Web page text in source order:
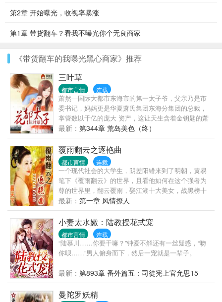
第2章 开始曝光，收视率暴涨
第1章 带货翻车？看我不曝光你个无良商家
《带货翻车的我曝光黑心商家》推荐
三叶草
都市言情 连载
萧然—国际大都市东海市的第一太子爷，父亲乃是市
委书记，妈妈更是华夏萧氏集团东海分集团的总裁，
掌管数以千亿的庞大 资产，这让天生含着金钥匙的萧
然能够畅游都市！ 原本十三岁的他不懂人事，可是意
外得到一个神秘的戒指——御女戒！于是一切都改变
了！ 年少风~流、遨游花~丛，守着一个绝美的家庭，
占据着外面无数绝代佳丽！类型俱全，一个不少！年
幼的幼~女、娇憨的小萝~莉、情窦初开的青春少女、
美丽绝质冰冷高贵的女王、温柔贤惠的美少妇、雍容
华贵的熟~妇等等美..
最新： 第344章 荒岛美色（终）
覆雨翻云之逐艳曲
都市言情 连载
一个现代社会的大学生，阴差阳错来到了明朝，黄易
笔下《覆雨翻云》的世界，且看他如何在这个强者为
尊的世界里，翻云覆雨，娶江湖十大美女，战黑榜十
大高手，淫明皇三宫六院，颠覆东瀛倭国、尝高丽异
域风情、下西洋猎艳欧洲美女……
最新： 第一章 风情撩人
小妻太水嫩：陆教授花式宠
都市言情 连载
“陆慕川……你要干嘛？”钟爱不解还有一丝疑惑，“吻
你呗……”男人俯身而下，然后一宠就是一辈子。
最新： 第893章 番外篇五：司徒宪上官允思15
曼陀罗妖精